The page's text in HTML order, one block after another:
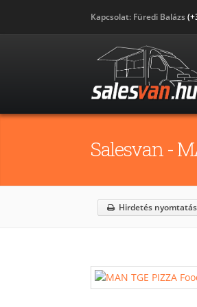
Kapcsolat: Füredi Balázs
Salesvan -
Hirdetés